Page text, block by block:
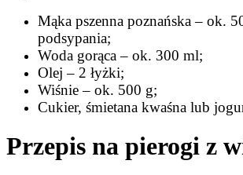
Mąka pszenna poznańska – ok.
podsypania;
Woda gorąca – ok. 300 ml;
Olej – 2 łyżki;
Wiśnie – ok. 500 g;
Cukier, śmietana kwaśna lub
Przepis na pierogi z